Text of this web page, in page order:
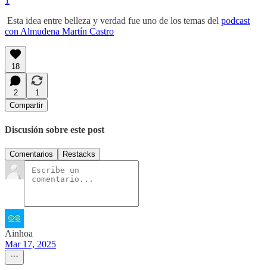
Esta idea entre belleza y verdad fue uno de los temas del podcast
con Almudena Martín Castro
18
2
1
Compartir
Discusión sobre este post
Comentarios Restacks
Ainhoa
Mar 17, 2025